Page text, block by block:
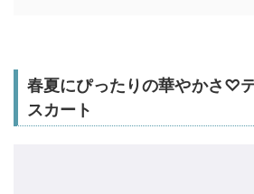
春夏にぴったりの華やかさ♡
スカート